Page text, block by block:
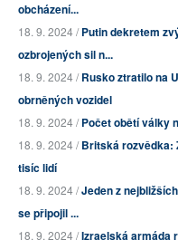
obcházení...
18. 9. 2024 /Putin dekretem
ozbrojených sil n...
18. 9. 2024 /Rusko ztratilo na
obrněných vozidel
18. 9. 2024 /Počet obětí války
18. 9. 2024 /Britská rozvědka:
tisíc lidí
18. 9. 2024 /Jeden z
se připojil ...
18. 9. 2024 /Izraelská armáda